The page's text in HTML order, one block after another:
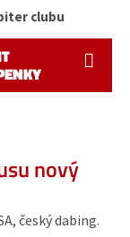
clubu
nový
český dabing.